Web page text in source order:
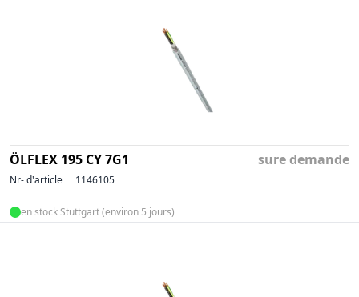
ÖLFLEX 195 CY 7G1 sure demande
Nr- d'article 1146105
en stock Stuttgart (environ 5 jours)